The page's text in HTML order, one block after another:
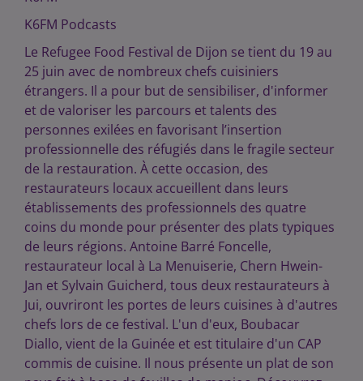
K6FM Podcasts
Le Refugee Food Festival de Dijon se tient du 19 au
25 juin avec de nombreux chefs cuisiniers
étrangers. Il a pour but de sensibiliser, d'informer
et de valoriser les parcours et talents des
personnes exilées en favorisant l’insertion
professionnelle des réfugiés dans le fragile secteur
de la restauration. À cette occasion, des
restaurateurs locaux accueillent dans leurs
établissements des professionnels des quatre
coins du monde pour présenter des plats typiques
de leurs régions. Antoine Barré Foncelle,
restaurateur local à La Menuiserie, Chern Hwein-
Jan et Sylvain Guicherd, tous deux restaurateurs à
Jui, ouvriront les portes de leurs cuisines à d'autres
chefs lors de ce festival. L'un d'eux, Boubacar
Diallo, vient de la Guinée et est titulaire d'un CAP
commis de cuisine. Il nous présente un plat de son